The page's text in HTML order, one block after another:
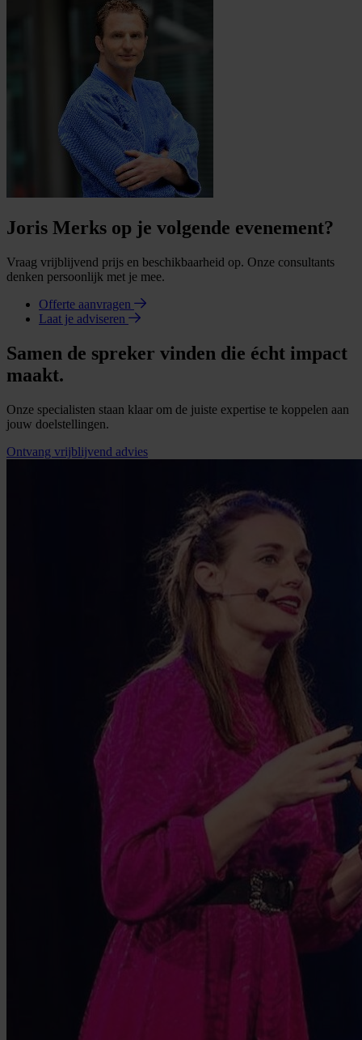
Joris Merks op je volgende evenement?
Vraag vrijblijvend prijs en beschikbaarheid op. Onze consultants
denken persoonlijk met je mee.
Offerte aanvragen
Laat je adviseren
Samen de spreker vinden die écht impact
maakt.
Onze specialisten staan klaar om de juiste expertise te koppelen aan
jouw doelstellingen.
Ontvang vrijblijvend advies